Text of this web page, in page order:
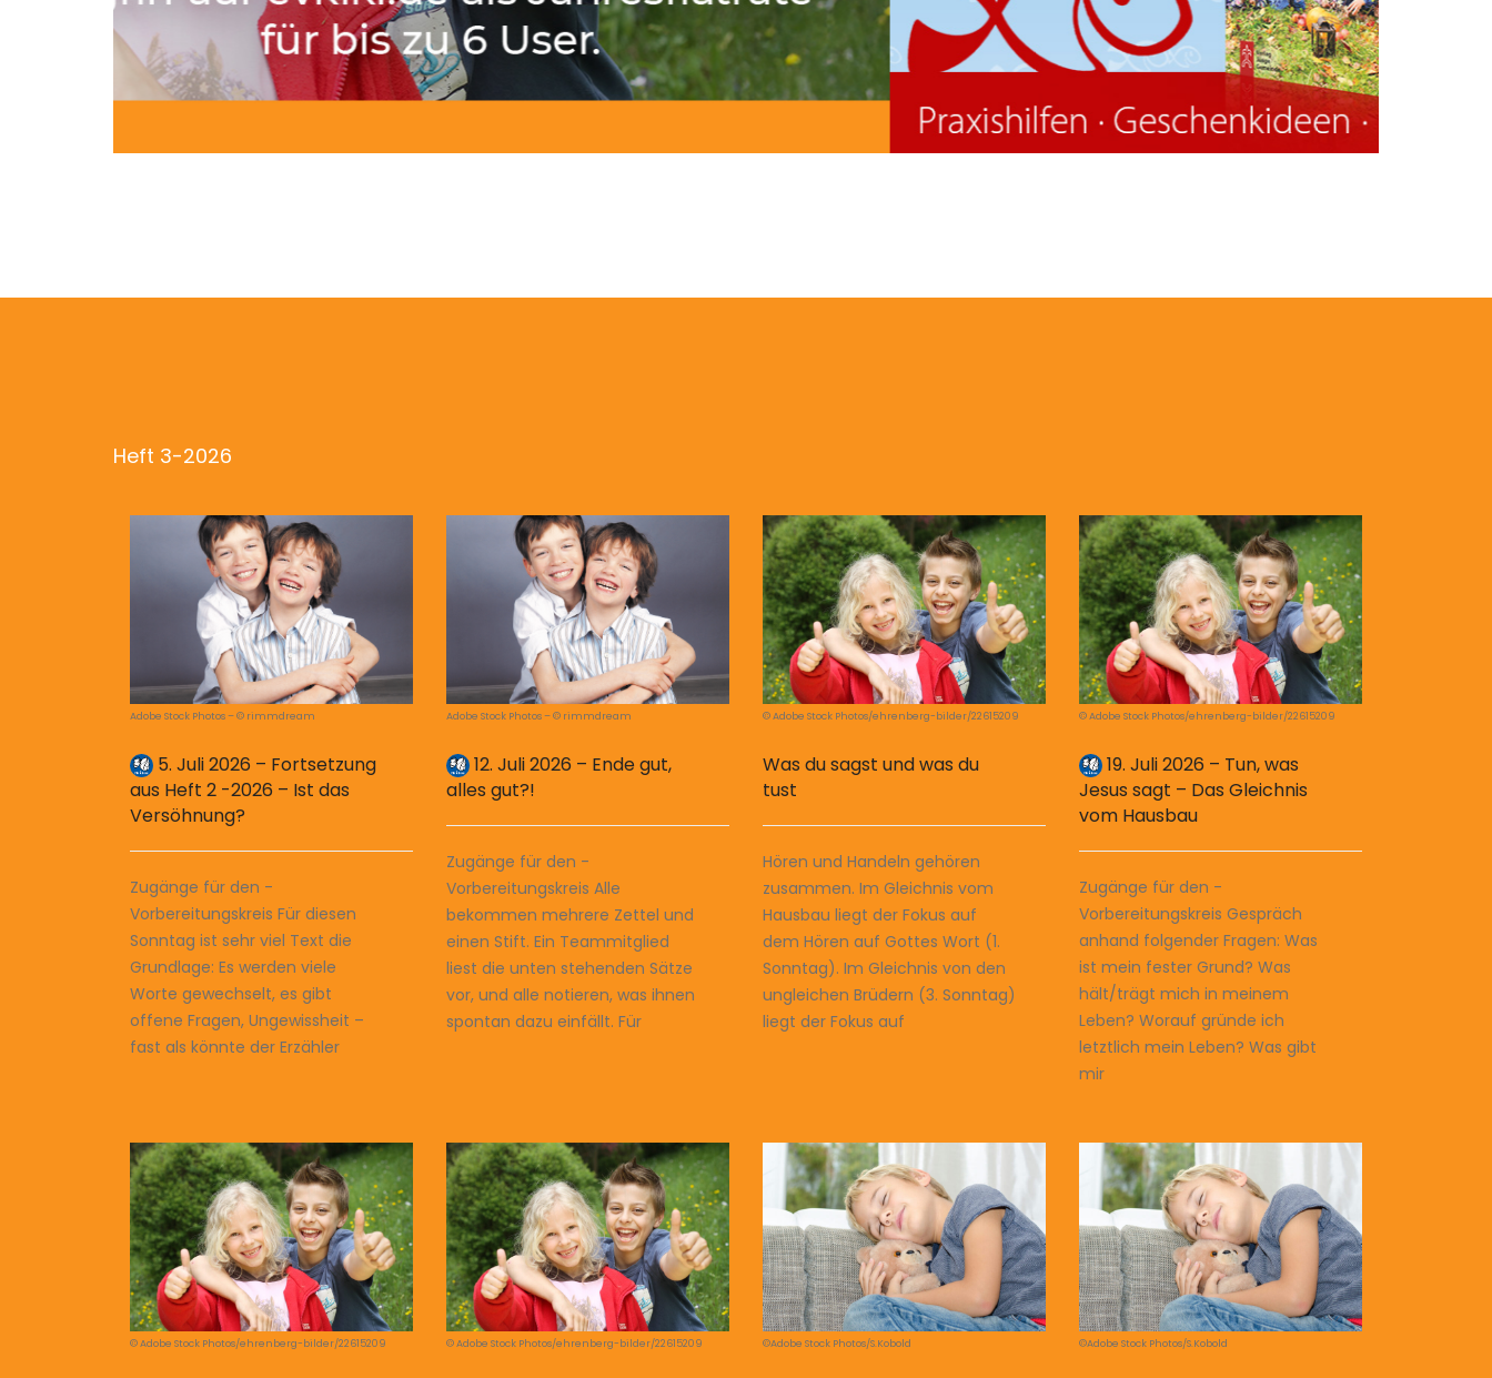
Heft 3-2026
Adobe Stock Photos – © rimmdream
5. Juli 2026 – Fortsetzung
aus Heft 2 -2026 – Ist das
Versöhnung?
Zugänge für den ­
Vorbereitungskreis Für diesen
Sonntag ist sehr viel Text die
Grundlage: Es werden viele
Worte gewechselt, es gibt
offene Fragen, Ungewissheit –
fast als könnte der Erzähler
Adobe Stock Photos – © rimmdream
12. Juli 2026 – Ende gut,
alles gut?!
Zugänge für den ­
Vorbereitungskreis Alle
bekommen mehrere Zettel und
einen Stift. Ein Teammitglied
liest die unten stehenden Sätze
vor, und alle notieren, was ihnen
spontan dazu einfällt. Für
© Adobe Stock Photos/ehrenberg-bilder/22615209
Was du sagst und was du
tust
Hören und Handeln gehören
zusammen. Im Gleichnis vom
Hausbau liegt der Fokus auf
dem Hören auf Gottes Wort (1.
Sonntag). Im Gleichnis von den
ungleichen Brüdern (3. Sonntag)
liegt der Fokus auf
© Adobe Stock Photos/ehrenberg-bilder/22615209
19. Juli 2026 – Tun, was
Jesus sagt – Das Gleichnis
vom Hausbau
Zugänge für den ­
Vorbereitungskreis Gespräch
anhand folgender Fragen: Was
ist mein fester Grund? Was
hält/trägt mich in meinem
Leben? Worauf gründe ich
letztlich mein Leben? Was gibt
mir
© Adobe Stock Photos/ehrenberg-bilder/22615209 © Adobe Stock Photos/ehrenberg-bilder/22615209 ©Adobe Stock Photos/S.Kobold ©Adobe Stock Photos/S.Kobold